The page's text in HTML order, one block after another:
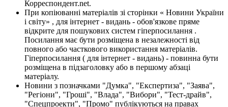
Корреспондент.net.
При копіюванні матеріалів зі сторінки « Новини України
і світу» , для інтернет - видань - обов'язкове пряме
відкрите для пошукових систем гіперпосилання .
Посилання має бути розміщена в незалежності від
повного або часткового використання матеріалів.
Гіперпосилання ( для інтернет - видань) - повинна бути
розміщена в підзаголовку або в першому абзаці
матеріалу.
Новини з позначками "Думка", "Експертиза", "Заява",
"Регіони", "Гроші", "Влада", "Вибори", "Тест-драйв",
"Спецпроекти", "Промо" публікуються на правах